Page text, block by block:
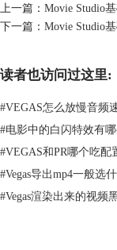
上一篇： Movie Studio
下一篇： Movie Studio
读者也访问过这里:
#VEGAS怎么放慢音频
#电影中的白闪特效有
#VEGAS和PR哪个吃配
#Vegas导出mp4一般选
#Vegas渲染出来的视频